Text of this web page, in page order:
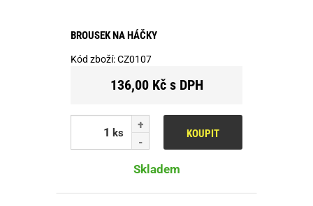
BROUSEK NA HÁČKY
Kód zboží:CZ0107
136,00 Kč s DPH
ks KOUPIT
Skladem